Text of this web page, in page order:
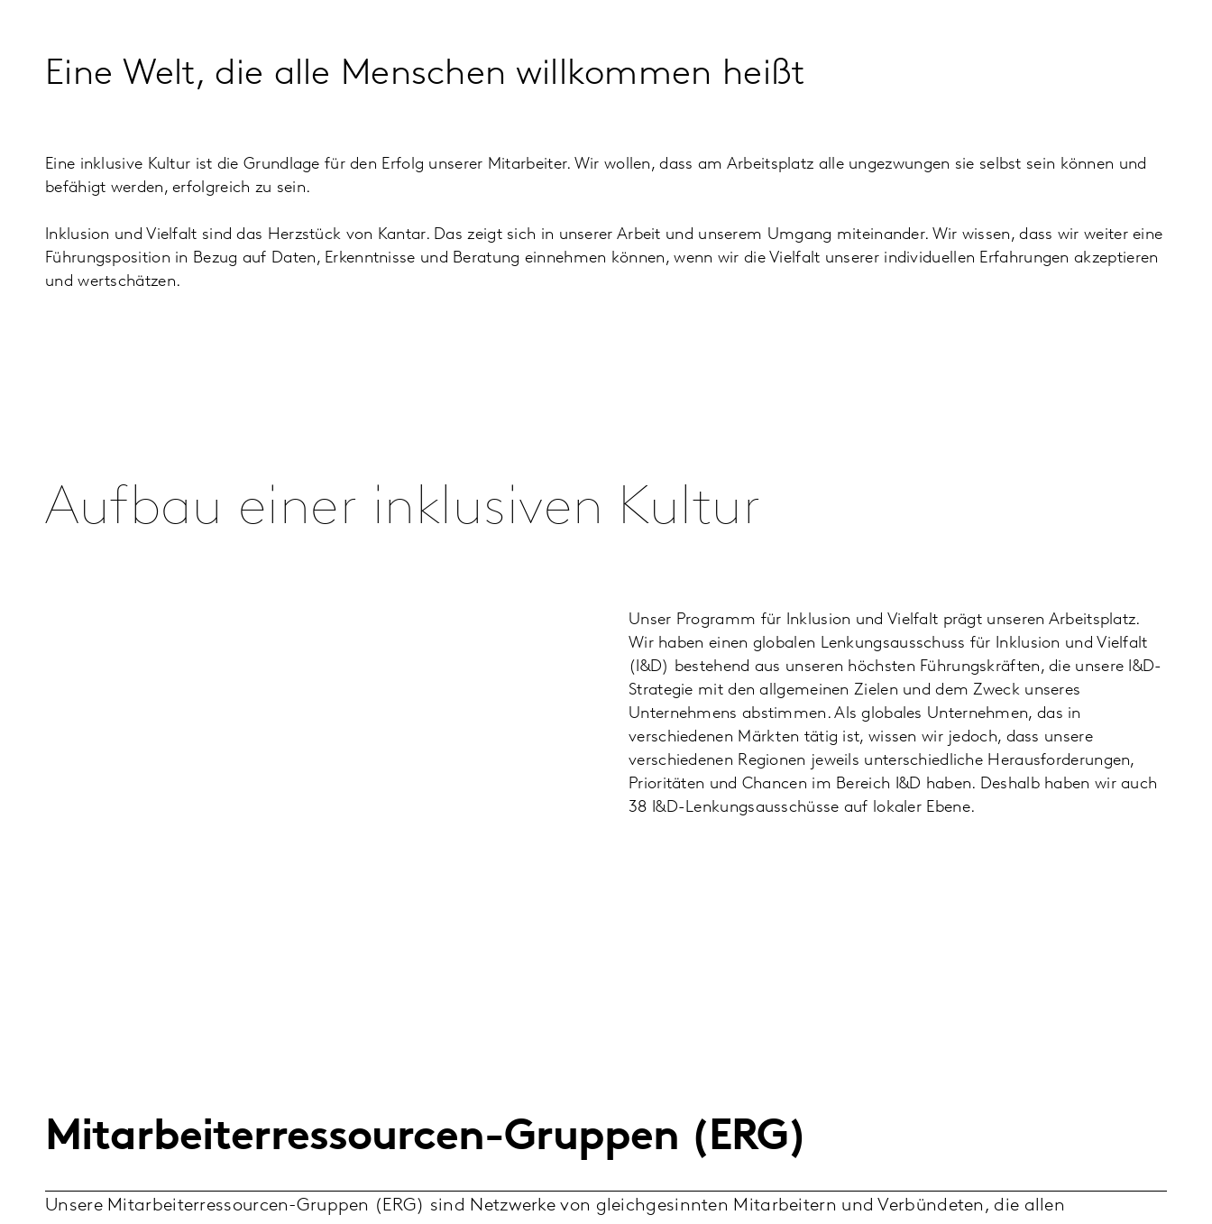
Eine Welt, die alle Menschen willkommen heißt
Eine inklusive Kultur ist die Grundlage für den Erfolg unserer Mitarbeiter. Wir wollen, dass am Arbeitsplatz alle ungezwungen sie selbst sein können und
befähigt werden, erfolgreich zu sein.
Inklusion und Vielfalt sind das Herzstück von Kantar. Das zeigt sich in unserer Arbeit und unserem Umgang miteinander. Wir wissen, dass wir weiter eine
Führungsposition in Bezug auf Daten, Erkenntnisse und Beratung einnehmen können, wenn wir die Vielfalt unserer individuellen Erfahrungen akzeptieren
und wertschätzen.
Aufbau einer inklusiven Kultur
Unser Programm für Inklusion und Vielfalt prägt unseren Arbeitsplatz.
Wir haben einen globalen Lenkungsausschuss für Inklusion und Vielfalt
(I&D) bestehend aus unseren höchsten Führungskräften, die unsere I&D-
Strategie mit den allgemeinen Zielen und dem Zweck unseres
Unternehmens abstimmen. Als globales Unternehmen, das in
verschiedenen Märkten tätig ist, wissen wir jedoch, dass unsere
verschiedenen Regionen jeweils unterschiedliche Herausforderungen,
Prioritäten und Chancen im Bereich I&D haben. Deshalb haben wir auch
38 I&D-Lenkungsausschüsse auf lokaler Ebene.
Mitarbeiterressourcen-Gruppen (ERG)
Unsere Mitarbeiterressourcen-Gruppen (ERG) sind Netzwerke von gleichgesinnten Mitarbeitern und Verbündeten, die allen